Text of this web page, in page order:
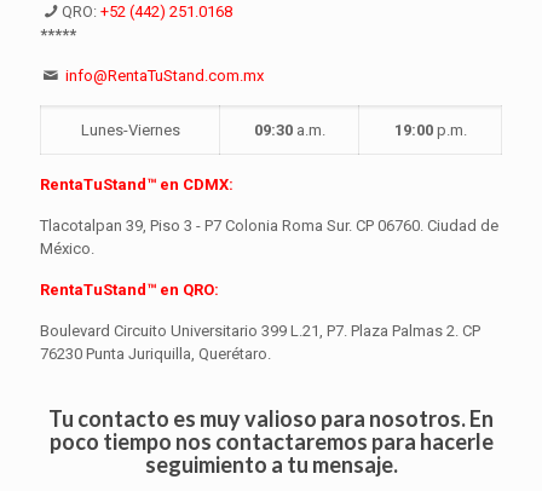
QRO:+52 (442) 251.0168
*****
info@RentaTuStand.com.mx
Lunes-Viernes 09:30a.m. 19:00p.m.
RentaTuStand™ en CDMX:
Tlacotalpan 39, Piso 3 - P7 Colonia Roma Sur. CP 06760. Ciudad de
México.
RentaTuStand™ en QRO:
Boulevard Circuito Universitario 399 L.21, P7. Plaza Palmas 2. CP
76230 Punta Juriquilla, Querétaro.
Tu contacto es muy valioso para nosotros. En
poco tiempo nos contactaremos para hacerle
seguimiento a tu mensaje.